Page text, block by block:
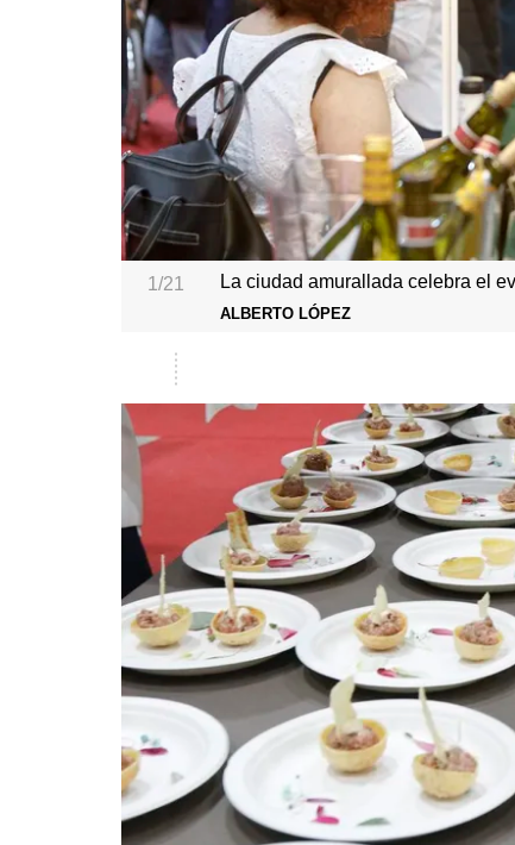
1/21 La ciudad amurallada celebra el
ALBERTO LÓPEZ